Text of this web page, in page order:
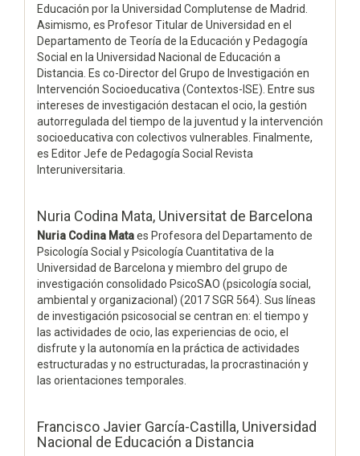
Educación por la Universidad Complutense de Madrid.
Asimismo, es Profesor Titular de Universidad en el
Departamento de Teoría de la Educación y Pedagogía
Social en la Universidad Nacional de Educación a
Distancia. Es co-Director del Grupo de Investigación en
Intervención Socioeducativa (Contextos-ISE). Entre sus
intereses de investigación destacan el ocio, la gestión
autorregulada del tiempo de la juventud y la intervención
socioeducativa con colectivos vulnerables. Finalmente,
es Editor Jefe de Pedagogía Social Revista
Interuniversitaria.
Nuria Codina Mata, Universitat de Barcelona
Nuria Codina Mataes Profesora del Departamento de
Psicología Social y Psicología Cuantitativa de la
Universidad de Barcelona y miembro del grupo de
investigación consolidado PsicoSAO (psicología social,
ambiental y organizacional) (2017 SGR 564). Sus líneas
de investigación psicosocial se centran en: el tiempo y
las actividades de ocio, las experiencias de ocio, el
disfrute y la autonomía en la práctica de actividades
estructuradas y no estructuradas, la procrastinación y
las orientaciones temporales.
Francisco Javier García-Castilla, Universidad
Nacional de Educación a Distancia